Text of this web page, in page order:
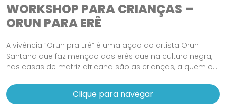
WORKSHOP PARA CRIANÇAS –
ORUN PARA ERÊ
A vivência “Orun pra Erê” é uma ação do artista Orun
Santana que faz menção aos erês que na cultura negra,
nas casas de matriz africana são as crianças, a quem o...
Clique para navegar